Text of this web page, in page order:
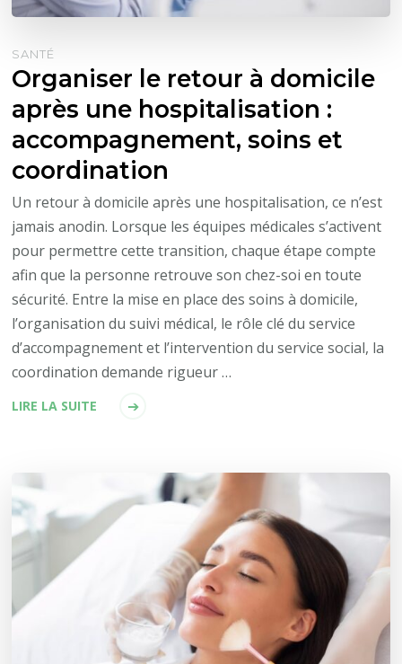
SANTÉ
Organiser le retour à domicile
après une hospitalisation :
accompagnement, soins et
coordination
Un retour à domicile après une hospitalisation, ce n’est
jamais anodin. Lorsque les équipes médicales s’activent
pour permettre cette transition, chaque étape compte
afin que la personne retrouve son chez-soi en toute
sécurité. Entre la mise en place des soins à domicile,
l’organisation du suivi médical, le rôle clé du service
d’accompagnement et l’intervention du service social, la
coordination demande rigueur …
LIRE LA SUITE